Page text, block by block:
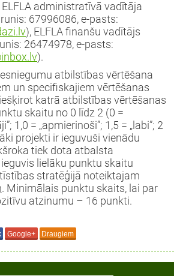
administratīvā vadītāja
67996086, e-pasts:
), ELFLA finanšu vadītājs
26474978, e-pasts:
).
atbilstības vērtēšana
un specifiskajiem vērtēšanas
katrā atbilstības vērtēšanas
skaitu no 0 līdz 2 (0 =
1,0 = „apmierinoši”; 1,5 = „labi”; 2
projekti ir ieguvuši vienādu
tiek dota atbalsta
lielāku punktu skaitu
stratēģijā noteiktajam
. Minimālais punktu skaits, lai par
atzinumu – 16 punkti.
Google+ Draugiem